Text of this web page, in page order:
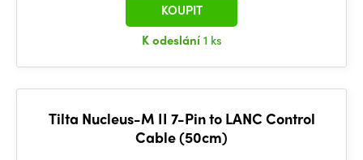
K odeslání1 ks
KOUPIT
Tilta Nucleus-M II 7-Pin to LANC Control
Cable (50cm)